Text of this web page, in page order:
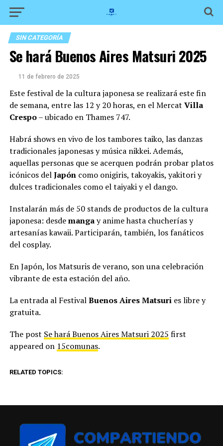
SIN CATEGORÍA
Se hará Buenos Aires Matsuri 2025
11 de febrero de 2025
Este festival de la cultura japonesa se realizará este fin
de semana, entre las 12 y 20 horas, en el Mercat Villa
Crespo– ubicado en Thames 747.
Habrá shows en vivo de los tambores taiko, las danzas
tradicionales japonesas y música nikkei. Además,
aquellas personas que se acerquen podrán probar platos
icónicos delJapóncomo onigiris, takoyakis, yakitori y
dulces tradicionales como el taiyaki y el dango.
Instalarán más de 50 stands de productos de la cultura
japonesa: desdemangay anime hasta chucherías y
artesanías kawaii. Participarán, también, los fanáticos
del cosplay.
En Japón, los Matsuris de verano, son una celebración
vibrante de esta estación del año.
La entrada al FestivalBuenos Aires Matsuries libre y
gratuita.
The post Se hará Buenos Aires Matsuri 2025 first
appeared on 15comunas.
RELATED TOPICS: